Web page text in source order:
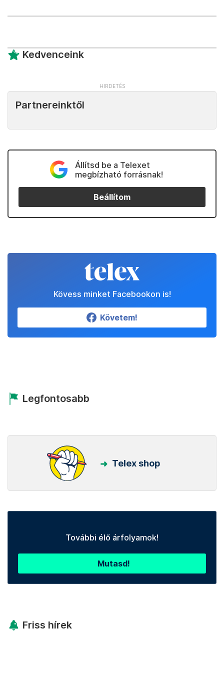
Kedvenceink
Partnereinktől
Állítsd be a Telexet
megbízható forrásnak!
Beállítom
Kövess minket Facebookon is!
Követem!
Legfontosabb
Telex shop
További élő árfolyamok!
Mutasd!
Friss hírek